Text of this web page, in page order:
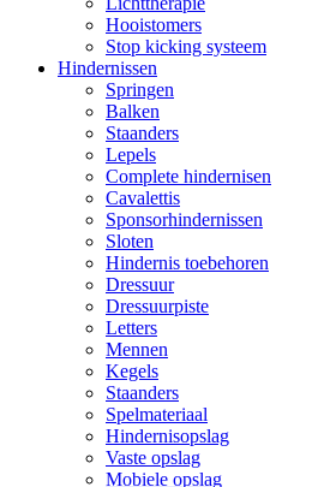
Hooistomers
Stop kicking systeem
Hindernissen
Springen
Balken
Staanders
Lepels
Complete hindernisen
Cavalettis
Sponsorhindernissen
Sloten
Hindernis toebehoren
Dressuur
Dressuurpiste
Letters
Mennen
Kegels
Staanders
Spelmateriaal
Hindernisopslag
Vaste opslag
Mobiele opslag